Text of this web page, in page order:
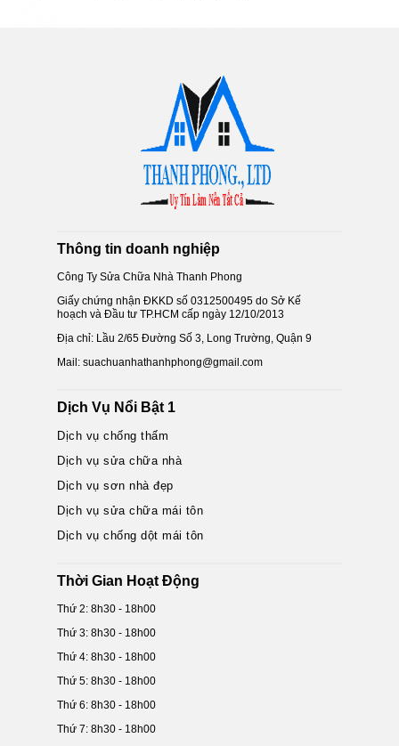
Thông tin doanh nghiệp
Công Ty Sửa Chữa Nhà Thanh Phong
Giấy chứng nhận ĐKKD số 0312500495 do Sở Kế
hoạch và Đầu tư TP.HCM cấp ngày 12/10/2013
Địa chỉ: Lầu 2/65 Đường Số 3, Long Trường, Quận 9
Mail: suachuanhathanhphong@gmail.com
Dịch Vụ Nổi Bật 1
Dịch vụ chống thấm
Dịch vụ sửa chữa nhà
Dịch vụ sơn nhà đẹp
Dịch vụ sửa chữa mái tôn
Dịch vụ chống dột mái tôn
Thời Gian Hoạt Động
Thứ 2: 8h30 - 18h00
Thứ 3: 8h30 - 18h00
Thứ 4: 8h30 - 18h00
Thứ 5: 8h30 - 18h00
Thứ 6: 8h30 - 18h00
Thứ 7: 8h30 - 18h00